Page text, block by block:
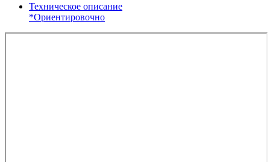
Техническое описание
*Ориентировочно